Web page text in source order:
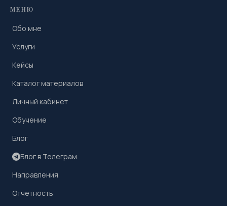
МЕНЮ
Обо мне
Услуги
Кейсы
Каталог материалов
Личный кабинет
Обучение
Блог
Блог в Телеграм
Направления
Отчетность